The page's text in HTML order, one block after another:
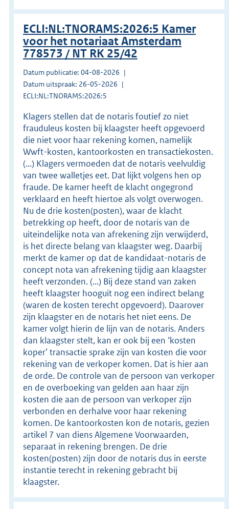
ECLI:NL:TNORAMS:2026:5 Kamer
voor het notariaat Amsterdam
778573 / NT RK 25/42
Datum publicatie: 04-08-2026
Datum uitspraak: 26-05-2026
ECLI:NL:TNORAMS:2026:5
Klagers stellen dat de notaris foutief zo niet
frauduleus kosten bij klaagster heeft opgevoerd
die niet voor haar rekening komen, namelijk
Wwft-kosten, kantoorkosten en transactiekosten.
(...) Klagers vermoeden dat de notaris veelvuldig
van twee walletjes eet. Dat lijkt volgens hen op
fraude. De kamer heeft de klacht ongegrond
verklaard en heeft hiertoe als volgt overwogen.
Nu de drie kosten(posten), waar de klacht
betrekking op heeft, door de notaris van de
uiteindelijke nota van afrekening zijn verwijderd,
is het directe belang van klaagster weg. Daarbij
merkt de kamer op dat de kandidaat-notaris de
concept nota van afrekening tijdig aan klaagster
heeft verzonden. (...) Bij deze stand van zaken
heeft klaagster hooguit nog een indirect belang
(waren de kosten terecht opgevoerd). Daarover
zijn klaagster en de notaris het niet eens. De
kamer volgt hierin de lijn van de notaris. Anders
dan klaagster stelt, kan er ook bij een ‘kosten
koper’ transactie sprake zijn van kosten die voor
rekening van de verkoper komen. Dat is hier aan
de orde. De controle van de persoon van verkoper
en de overboeking van gelden aan haar zijn
kosten die aan de persoon van verkoper zijn
verbonden en derhalve voor haar rekening
komen. De kantoorkosten kon de notaris, gezien
artikel 7 van diens Algemene Voorwaarden,
separaat in rekening brengen. De drie
kosten(posten) zijn door de notaris dus in eerste
instantie terecht in rekening gebracht bij
klaagster.